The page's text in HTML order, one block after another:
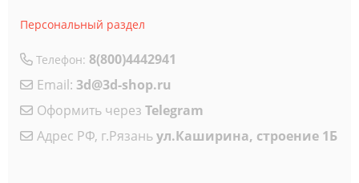
Персональный раздел
Телефон: 8(800)4442941
Email: 3d@3d-shop.ru
Оформить через Telegram
Адрес РФ, г.Рязаньул.Каширина, строение 1Б